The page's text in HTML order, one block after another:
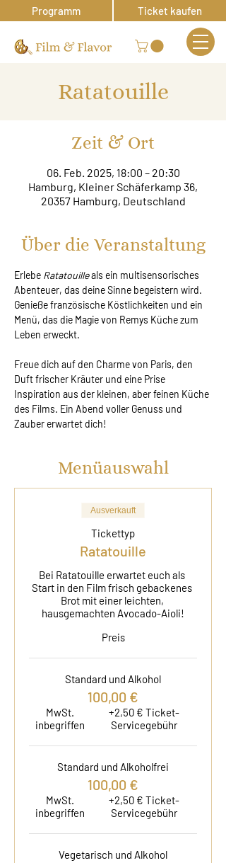
Programm Ticket kaufen
Ratatouille
Zeit & Ort
06. Feb. 2025, 18:00 – 20:30
Hamburg, Kleiner Schäferkamp 36,
20357 Hamburg, Deutschland
Über die Veranstaltung
Erlebe Ratatouille als ein multisensorisches
Abenteuer, das deine Sinne begeistern wird.
Genieße französische Köstlichkeiten und ein
Menü, das die Magie von Remys Küche zum
Leben erweckt.
Freue dich auf den Charme von Paris, den
Duft frischer Kräuter und eine Prise
Inspiration aus der kleinen, aber feinen Küche
des Films. Ein Abend voller Genuss und
Zauber erwartet dich!
Menüauswahl
Ausverkauft
Tickettyp
Ratatouille
Bei Ratatouille erwartet euch als
Start in den Film frisch gebackenes
Brot mit einer leichten,
hausgemachten Avocado-Aioli!
Preis
Standard und Alkohol
100,00 €
MwSt.
inbegriffen
+2,50 € Ticket-
Servicegebühr
Standard und Alkoholfrei
100,00 €
MwSt.
inbegriffen
+2,50 € Ticket-
Servicegebühr
Vegetarisch und Alkohol